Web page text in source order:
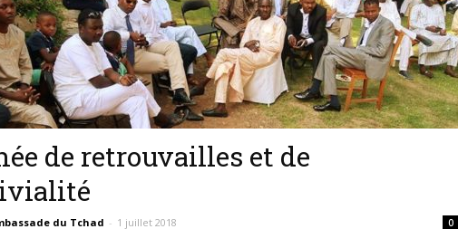
de retrouvailles et de
du Tchad - 1 juillet 2018 0